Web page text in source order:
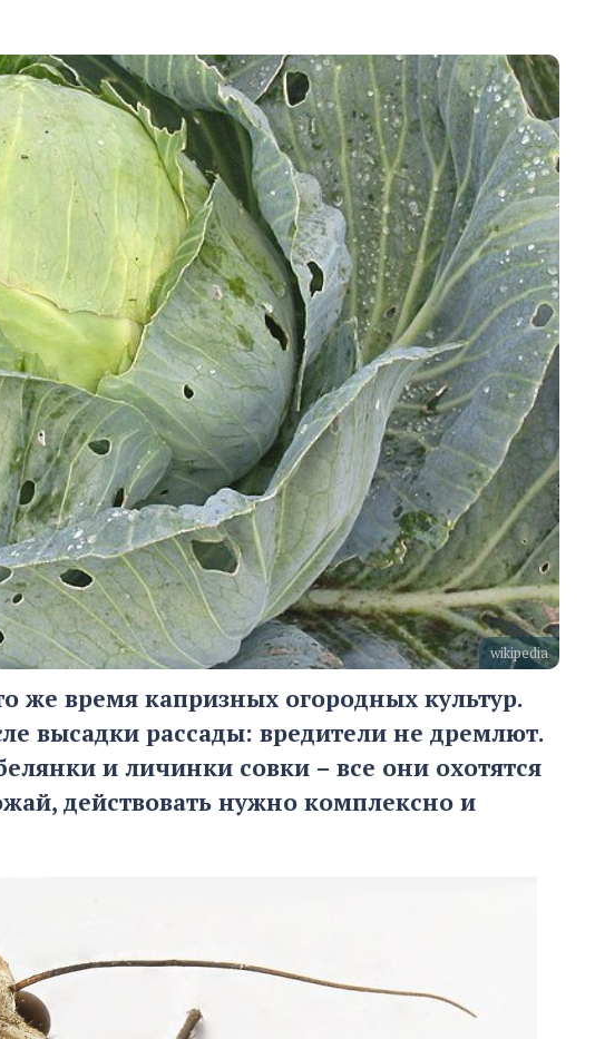
wikipedia
же время капризных огородных культур.
высадки рассады: вредители не дремлют.
и личинки совки – все они охотятся
действовать нужно комплексно и